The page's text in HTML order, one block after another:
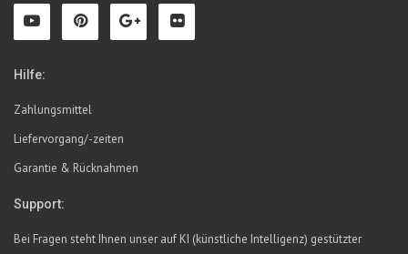
Hilfe:
Zahlungsmittel
Liefervorgang/-zeiten
Garantie & Rücknahmen
Support:
Bei Fragen steht Ihnen unser auf KI (künstliche Intelligenz) gestützter